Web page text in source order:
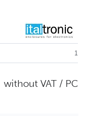
1
without VAT / PC